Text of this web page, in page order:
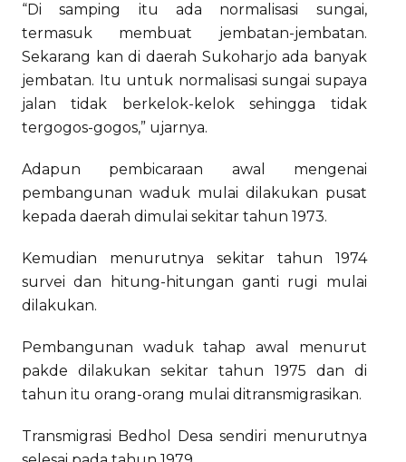
“Di samping itu ada normalisasi sungai,
termasuk membuat jembatan-jembatan.
Sekarang kan di daerah Sukoharjo ada banyak
jembatan. Itu untuk normalisasi sungai supaya
jalan tidak berkelok-kelok sehingga tidak
tergogos-gogos,” ujarnya.
Adapun pembicaraan awal mengenai
pembangunan waduk mulai dilakukan pusat
kepada daerah dimulai sekitar tahun 1973.
Kemudian menurutnya sekitar tahun 1974
survei dan hitung-hitungan ganti rugi mulai
dilakukan.
Pembangunan waduk tahap awal menurut
pakde dilakukan sekitar tahun 1975 dan di
tahun itu orang-orang mulai ditransmigrasikan.
Transmigrasi Bedhol Desa sendiri menurutnya